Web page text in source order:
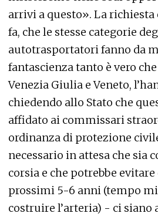
arrivi a questo». La
fa, che le stesse categorie
autotrasportatori fanno da
fantascienza tanto è vero
Venezia Giulia e Veneto,
chiedendo allo Stato che
affidato ai commissari
ordinanza di protezione
necessario in attesa che sia
corsia e che potrebbe
prossimi 5-6 anni (tempo
costruire l’arteria) - ci siano